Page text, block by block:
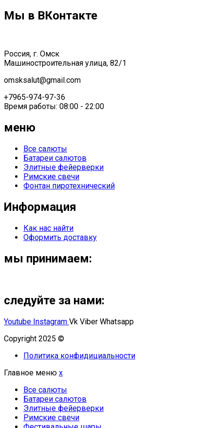
Мы в ВКонтакте
Россия, г. Омск
Машиностроительная улица, 82/1
omsksalut@gmail.com
+7965-974-97-36
Время работы: 08:00 - 22:00
меню
Все салюты
Батареи салютов
Элитные фейерверки
Римские свечи
Фонтан пиротехнический
Информация
Как нас найти
Оформить доставку
мы принимаем:
следуйте за нами:
Youtube Instagram Vk Viber Whatsapp
Copyright 2025 ©
Политика конфидициальности
Главное меню x
Все салюты
Батареи салютов
Элитные фейерверки
Римские свечи